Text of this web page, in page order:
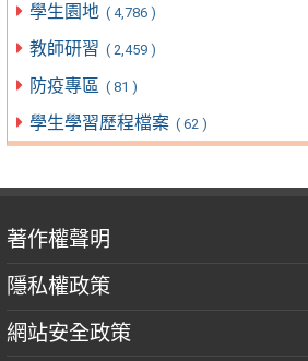
學生園地 ( 4,786 )
教師研習 ( 2,459 )
防疫專區 ( 81 )
學生學習歷程檔案 ( 62 )
著作權聲明
隱私權政策
網站安全政策